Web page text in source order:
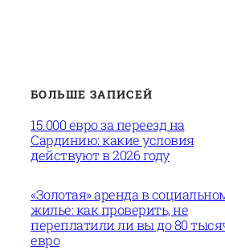
БОЛЬШЕ ЗАПИСЕЙ
15.000 евро за переезд на
Сардинию: какие условия
действуют в 2026 году
«Золотая» аренда в
жилье: как проверить, не
переплатили ли вы до 80
евро